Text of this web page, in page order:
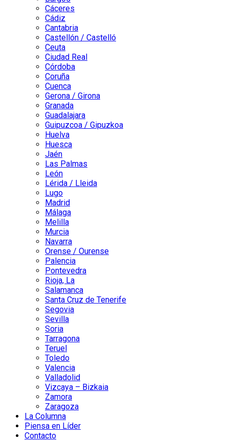
Cáceres
Cádiz
Cantabria
Castellón / Castelló
Ceuta
Ciudad Real
Córdoba
Coruña
Cuenca
Gerona / Girona
Granada
Guadalajara
Guipuzcoa / Gipuzkoa
Huelva
Huesca
Jaén
Las Palmas
León
Lérida / Lleida
Lugo
Madrid
Málaga
Melilla
Murcia
Navarra
Orense / Ourense
Palencia
Pontevedra
Rioja, La
Salamanca
Santa Cruz de Tenerife
Segovia
Sevilla
Soria
Tarragona
Teruel
Toledo
Valencia
Valladolid
Vizcaya – Bizkaia
Zamora
Zaragoza
La Columna
Piensa en Líder
Contacto